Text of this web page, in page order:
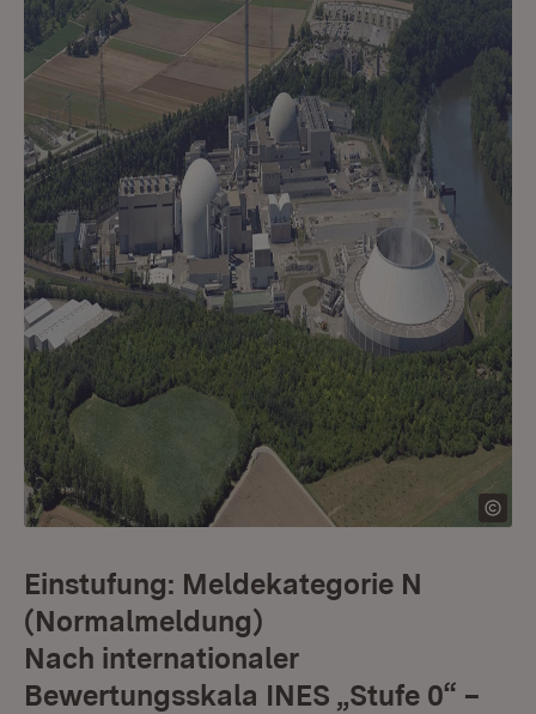
Einstufung: Meldekategorie N
(Normalmeldung)
Nach internationaler
Bewertungsskala INES „Stufe 0“ –